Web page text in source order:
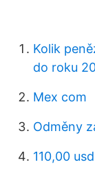
Kolik
do roku
Mex com
Odměny
110,00